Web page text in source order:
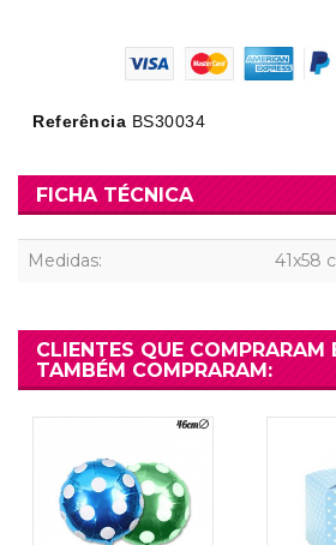
Referência BS30034
FICHA TÉCNICA
Medidas: 41x58
CLIENTES QUE COMPRARAM
TAMBÉM COMPRARAM: